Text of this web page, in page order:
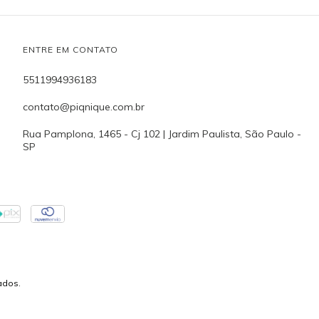
ENTRE EM CONTATO
5511994936183
contato@piqnique.com.br
Rua Pamplona, 1465 - Cj 102 | Jardim Paulista, São Paulo -
SP